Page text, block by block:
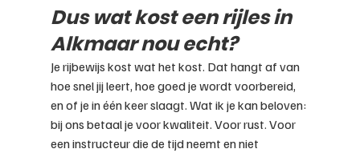
Dus wat kost een rijles in
Alkmaar nou echt?
Je rijbewijs kost wat het kost. Dat hangt af van
hoe snel jij leert, hoe goed je wordt voorbereid,
en of je in één keer slaagt. Wat ik je kan beloven:
bij ons betaal je voor kwaliteit. Voor rust. Voor
een instructeur die de tijd neemt en niet